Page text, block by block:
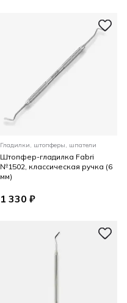
Гладилки, штопферы, шпатели
Штопфер-гладилка Fabri
№1502, классическая ручка (6
мм)
1 330 ₽